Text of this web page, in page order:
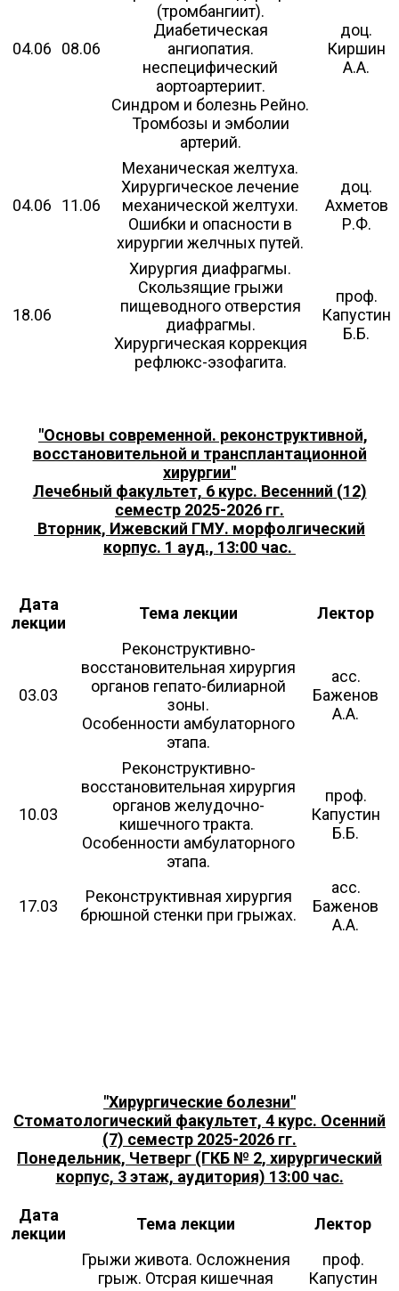
04.06 08.06
(тромбангиит).
Диабетическая
ангиопатия.
неспецифический
аортоартериит.
Синдром и болезнь Рейно.
Тромбозы и эмболии
артерий.
доц.
Киршин
А.А.
04.06 11.06
Механическая желтуха.
Хирургическое лечение
механической желтухи.
Ошибки и опасности в
хирургии желчных путей.
доц.
Ахметов
Р.Ф.
18.06
Хирургия диафрагмы.
Скользящие грыжи
пищеводного отверстия
диафрагмы.
Хирургическая коррекция
рефлюкс-эзофагита.
проф.
Капустин
Б.Б.
"Основы современной. реконструктивной,
восстановительной и трансплантационной
хирургии"
Лечебный факультет, 6 курс. Весенний (12)
семестр 2025-2026 гг.
Вторник, Ижевский ГМУ. морфолгический
корпус. 1 ауд., 13:00 час.
Дата
лекции
Тема лекции Лектор
03.03
Реконструктивно-
восстановительная хирургия
органов гепато-билиарной
зоны.
Особенности амбулаторного
этапа.
асс.
Баженов
А.А.
10.03
Реконструктивно-
восстановительная хирургия
органов желудочно-
кишечного тракта.
Особенности амбулаторного
этапа.
проф.
Капустин
Б.Б.
17.03
Реконструктивная хирургия
брюшной стенки при грыжах.
асс.
Баженов
А.А.
"Хирургические болезни"
Стоматологический факультет, 4 курс. Осенний
(7) семестр 2025-2026 гг.
Понедельник, Четверг (ГКБ № 2, хирургический
корпус, 3 этаж, аудитория) 13:00 час.
Дата
лекции
Тема лекции
Лектор
Грыжи живота. Осложнения
грыж. Отсрая кишечная
проф.
Капустин